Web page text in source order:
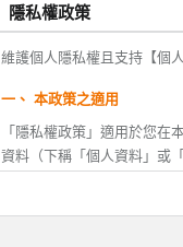
您於本服務條款修改或
或變更。如果您不同
全部或ㄧ部份之適用
資訊後拒絕接受行銷時
若您未滿20歲，除應
改或變更後，方得註
隱私權政策
維護個人隱私權且支持【個
一、 本政策之適用
「隱私權政策」適用於您
資料（下稱「個人資料」或